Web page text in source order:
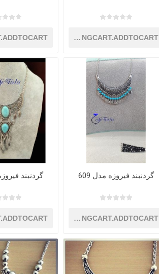
SHOPPINGCART.ADDTOCART
گردنبند فیروزه مدل 609
SHOPPINGCART.ADDTOCART
گردنبند فیروزه